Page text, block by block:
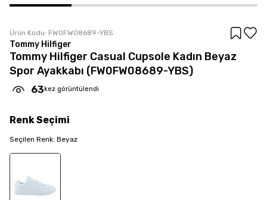
Ürün Kodu: FW0FW08689-YBS
Tommy Hilfiger
Tommy Hilfiger Casual Cupsole Kadın Beyaz
Spor Ayakkabı (FW0FW08689-YBS)
63 kez görüntülendi
RenkSeçimi
Seçilen Renk: Beyaz